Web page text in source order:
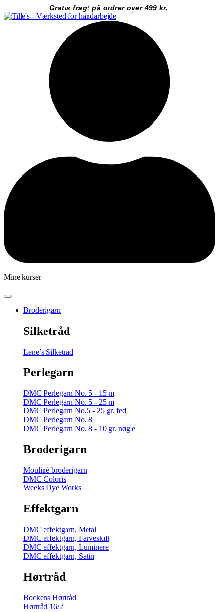
til
Gratis fragt på ordrer over 499 kr.
Mine kurser
Broderigarn
Silketråd
Lene’s Silketråd
Perlegarn
DMC Perlegarn No. 5 - 15 m
DMC Perlegarn No. 5 - 25 m
DMC Perlegarn No.5 - 25 gr. fed
DMC Perlegarn No. 8
DMC Perlegarn No. 8 - 10 gr. nøgle
Broderigarn
Mouliné broderigarn
DMC Coloris
Weeks Dye Works
Effektgarn
DMC effektgarn, Metal
DMC effektgarn, Farveskift
DMC effektgarn, Luminere
DMC effektgarn, Satin
Hørtråd
Bockens Hørtråd
Hørtråd 16/2